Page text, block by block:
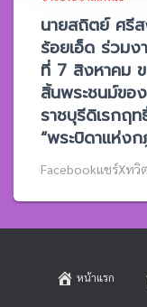
นายสถิตย์ ศรี
ร้อยเอ็ด ร่วม
ที่ 7 สิงหาคม
สิ้นพระชนม์ขอ
ราชบุรีดิเรกฤ
“พระบิดาแห่งก
Facebookแชร์Xทวิ
หน้าแรก